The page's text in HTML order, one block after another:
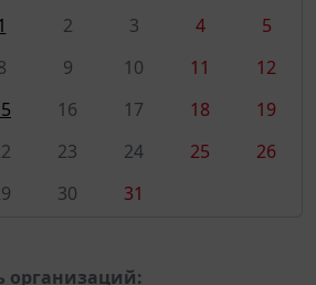
2 3 4
5
9 10 11
12
16 17 18
19
23 24 25
26
30 31
организаций: